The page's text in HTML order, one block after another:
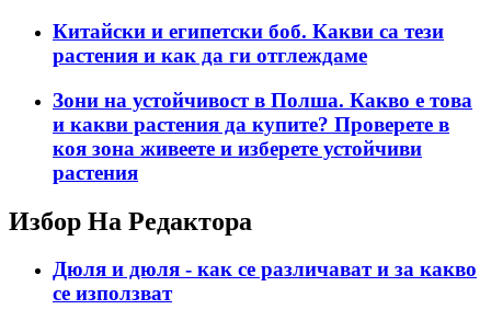
Китайски и египетски боб. Какви са тези
растения и как да ги отглеждаме
Зони на устойчивост в Полша. Какво е това
и какви растения да купите? Проверете в
коя зона живеете и изберете устойчиви
растения
Избор На Редактора
Дюля и дюля - как се различават и за какво
се използват